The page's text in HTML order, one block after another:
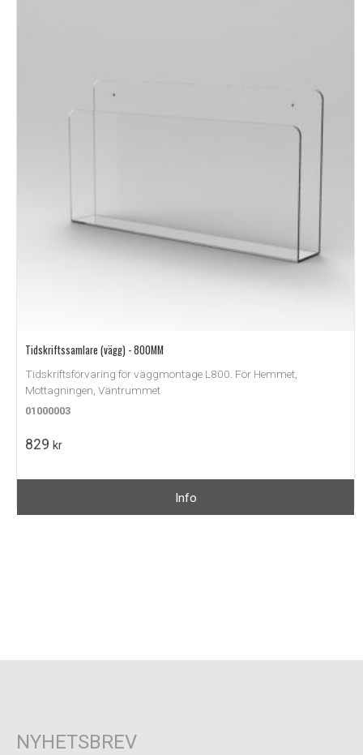
Tidskriftssamlare (vägg) - 800MM
Tidskriftsförvaring för väggmontage L800. För Hemmet,
Mottagningen, Väntrummet
01000003
829 kr
Info
NYHETSBREV